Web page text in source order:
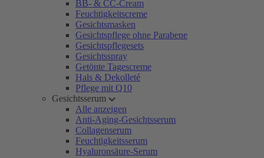
BB- & CC-Cream
Feuchtigkeitscreme
Gesichtsmasken
Gesichtspflege ohne Parabene
Gesichtspflegesets
Gesichtsspray
Getönte Tagescreme
Hals & Dekolleté
Pflege mit Q10
Gesichtsserum
Alle anzeigen
Anti-Aging-Gesichtsserum
Collagenserum
Feuchtigkeitsserum
Hyaluronsäure-Serum